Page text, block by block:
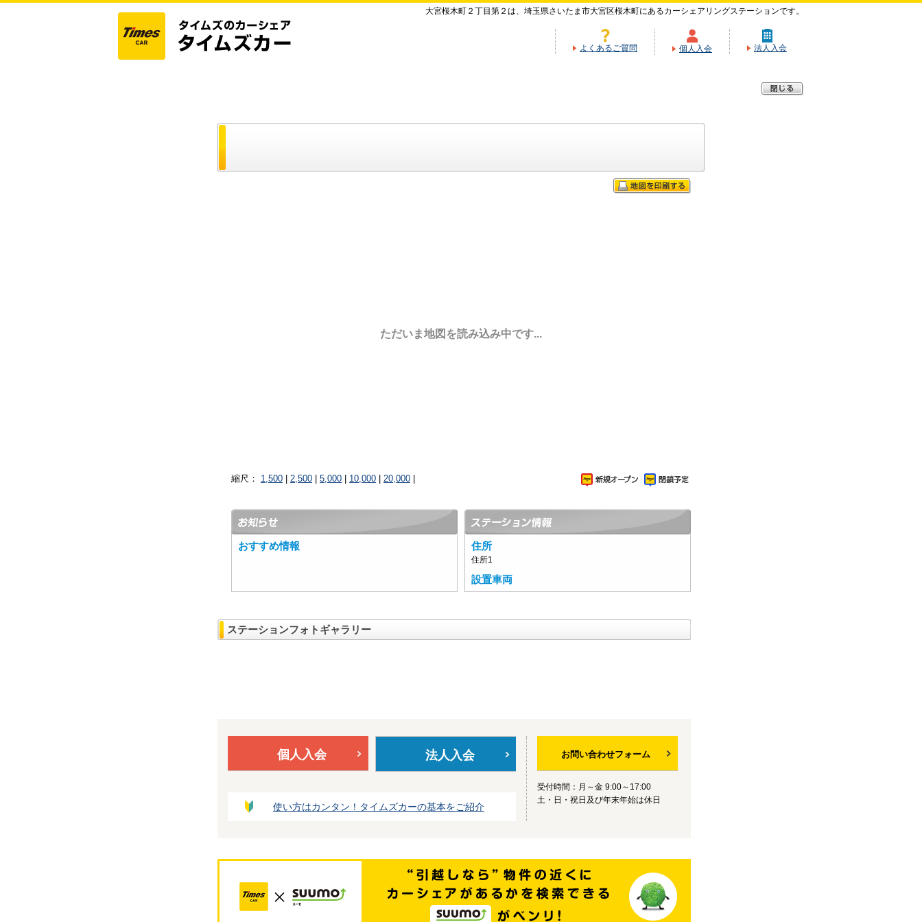
大宮桜木町２丁目第２は、埼玉県さいたま市大宮区桜木町にあるカーシェアリングステーションです。
よくあるご質問 個人入会 法人入会
ただいま地図を読み込み中です...
縮尺： 1,500 2,500 5,000 10,000 20,000
おすすめ情報 住所
住所1
設置車両
ステーションフォトギャラリー
個人入会 法人入会
使い方はカンタン！タイムズカーの基本をご紹介
お問い合わせフォーム
受付時間：月～金 9:00～17:00
土・日・祝日及び年末年始は休日